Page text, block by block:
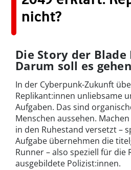
nicht?
Die Story der Blade
Darum soll es gehen
In der Cyberpunk-Zukunft
Replikant:innen unliebsame
Aufgaben. Das sind
Menschen aussehen.
in den Ruhestand versetzt –
Aufgabe übernehmen die
Runner – also speziell für die
ausgebildete Polizist:innen.